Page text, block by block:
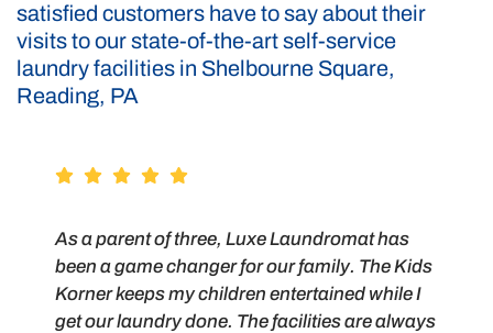
satisfied customers have to say about their
visits to our state-of-the-art self-service
laundry facilities in Shelbourne Square,
Reading, PA
As a parent of three, Luxe Laundromat has
been a game changer for our family. The Kids
Korner keeps my children entertained while I
get our laundry done. The facilities are always